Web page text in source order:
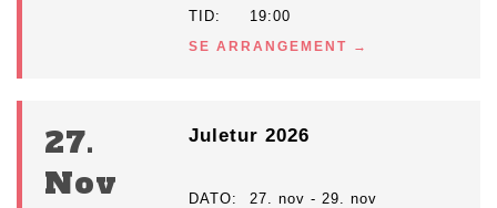
TID
19:00
SE ARRANGEMENT
27.
Nov
Juletur 2026
DATO
27. nov - 29. nov